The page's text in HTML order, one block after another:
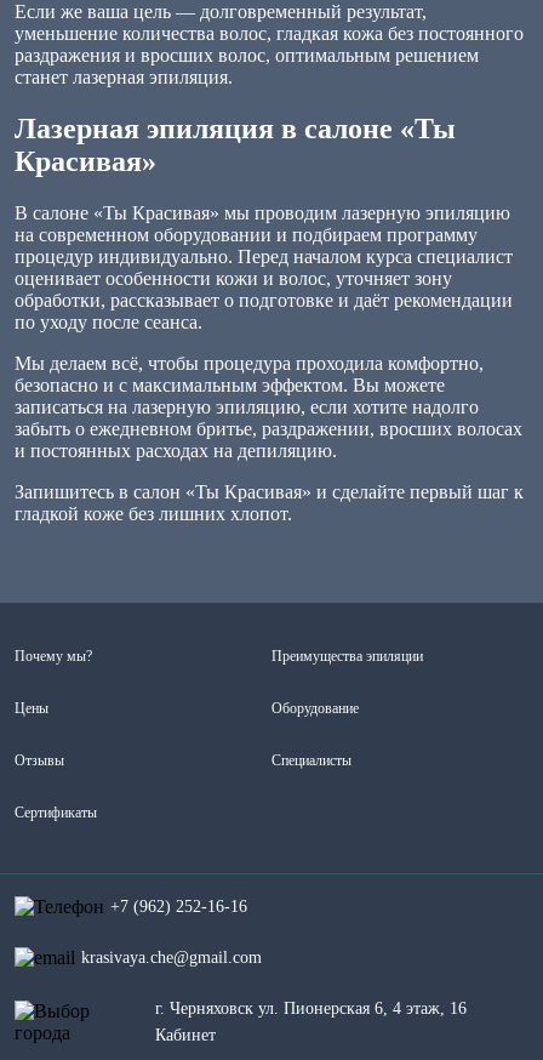
Если же ваша цель — долговременный результат,
уменьшение количества волос, гладкая кожа без постоянного
раздражения и вросших волос, оптимальным решением
станет лазерная эпиляция.
Лазерная эпиляция в салоне «Ты
Красивая»
В салоне «Ты Красивая» мы проводим лазерную эпиляцию
на современном оборудовании и подбираем программу
процедур индивидуально. Перед началом курса специалист
оценивает особенности кожи и волос, уточняет зону
обработки, рассказывает о подготовке и даёт рекомендации
по уходу после сеанса.
Мы делаем всё, чтобы процедура проходила комфортно,
безопасно и с максимальным эффектом. Вы можете
записаться на лазерную эпиляцию, если хотите надолго
забыть о ежедневном бритье, раздражении, вросших волосах
и постоянных расходах на депиляцию.
Запишитесь в салон «Ты Красивая» и сделайте первый шаг к
гладкой коже без лишних хлопот.
Почему мы? Преимущества эпиляции
Цены Оборудование
Отзывы Специалисты
Сертификаты
+7 (962) 252-16-16
krasivaya.che@gmail.com
г. Черняховск ул. Пионерская 6, 4 этаж, 16
Кабинет